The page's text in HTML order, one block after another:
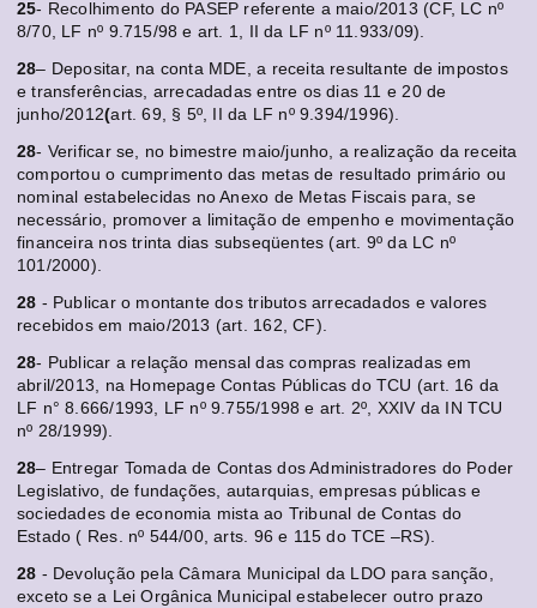
25- Recolhimento do PASEP referente a maio/2013 (CF, LC nº
8/70, LF nº 9.715/98 e art. 1, II da LF nº 11.933/09).
28– Depositar, na conta MDE, a receita resultante de impostos
e transferências, arrecadadas entre os dias 11 e 20 de
junho/2012(art. 69, § 5º, II da LF nº 9.394/1996).
28- Verificar se, no bimestre maio/junho, a realização da receita
comportou o cumprimento das metas de resultado primário ou
nominal estabelecidas no Anexo de Metas Fiscais para, se
necessário, promover a limitação de empenho e movimentação
financeira nos trinta dias subseqüentes (art. 9º da LC nº
101/2000).
28 - Publicar o montante dos tributos arrecadados e valores
recebidos em maio/2013 (art. 162, CF).
28- Publicar a relação mensal das compras realizadas em
abril/2013, na Homepage Contas Públicas do TCU (art. 16 da
LF n° 8.666/1993, LF nº 9.755/1998 e art. 2º, XXIV da IN TCU
nº 28/1999).
28– Entregar Tomada de Contas dos Administradores do Poder
Legislativo, de fundações, autarquias, empresas públicas e
sociedades de economia mista ao Tribunal de Contas do
Estado ( Res. nº 544/00, arts. 96 e 115 do TCE –RS).
28 - Devolução pela Câmara Municipal da LDO para sanção,
exceto se a Lei Orgânica Municipal estabelecer outro prazo